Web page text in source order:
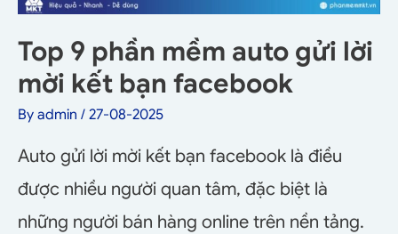
Top 9 phần mềm auto gửi lời
mời kết bạn facebook
By admin / 27-08-2025
Auto gửi lời mời kết bạn facebook là điều
được nhiều người quan tâm, đặc biệt là
những người bán hàng online trên nền tảng.